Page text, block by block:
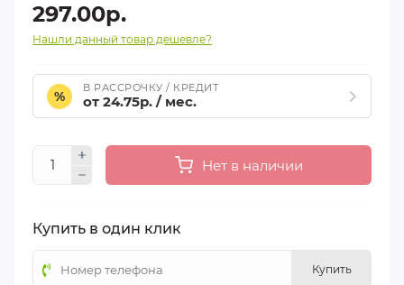
297.00р.
Нашли данный товар дешевле?
%
В РАССРОЧКУ / КРЕДИТ
от 24.75р. / мес.
Нет в наличии
Купить в один клик
Купить